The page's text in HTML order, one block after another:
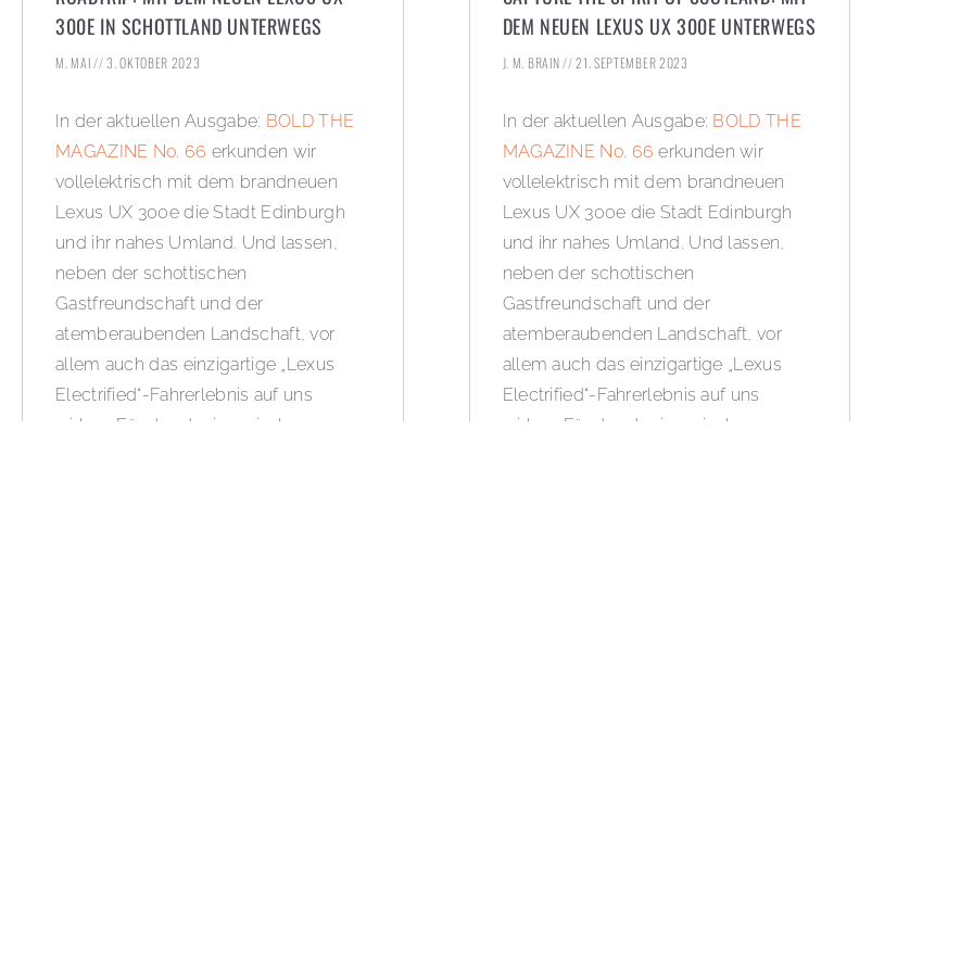
300E IN SCHOTTLAND UNTERWEGS
M. MAI 3. OKTOBER 2023
In der aktuellen Ausgabe: BOLD THE
MAGAZINE No. 66 erkunden wir
vollelektrisch mit dem brandneuen
Lexus UX 300e die Stadt Edinburgh
und ihr nahes Umland. Und lassen,
neben der schottischen
Gastfreundschaft und der
atemberaubenden Landschaft, vor
allem auch das einzigartige „Lexus
Electrified“-Fahrerlebnis auf uns
wirken. Für das der japanische
DEM NEUEN LEXUS UX 300E UNTERWEGS
J. M. BRAIN 21. SEPTEMBER 2023
In der aktuellen Ausgabe: BOLD THE
MAGAZINE No. 66 erkunden wir
vollelektrisch mit dem brandneuen
Lexus UX 300e die Stadt Edinburgh
und ihr nahes Umland. Und lassen,
neben der schottischen
Gastfreundschaft und der
atemberaubenden Landschaft, vor
allem auch das einzigartige „Lexus
Electrified“-Fahrerlebnis auf uns
wirken. Für das der japanische